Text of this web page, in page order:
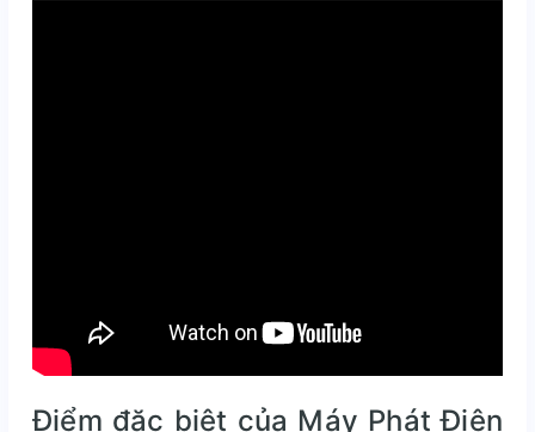
Điểm đặc biệt của Máy Phát Điện